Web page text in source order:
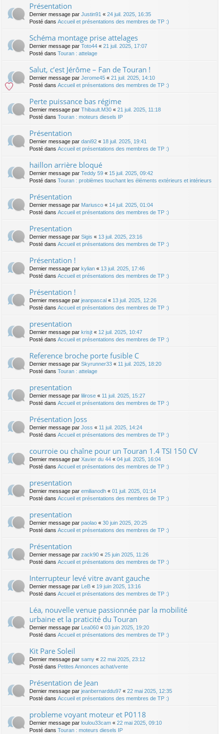
Présentation
Dernier message par Justin91 « 24 juil. 2025, 16:35
Posté dans Accueil et présentations des membres de TP :)
Schéma montage prise attelages
Dernier message par Toto44 « 21 juil. 2025, 17:07
Posté dans Touran : attelage
Salut, c’est Jérôme – Fan de Touran !
Dernier message par Jerome45 « 21 juil. 2025, 14:10
Posté dans Accueil et présentations des membres de TP :)
Perte puissance bas régime
Dernier message par Thibault.M30 « 21 juil. 2025, 11:18
Posté dans Touran : moteurs diesels IP
Présentation
Dernier message par dani92 « 18 juil. 2025, 19:41
Posté dans Accueil et présentations des membres de TP :)
haillon arrière bloqué
Dernier message par Teddy 59 « 15 juil. 2025, 09:42
Posté dans Touran : problèmes touchant les éléments extérieurs et intérieurs
Présentation
Dernier message par Mariusco « 14 juil. 2025, 01:04
Posté dans Accueil et présentations des membres de TP :)
Presentation
Dernier message par Sigis « 13 juil. 2025, 23:16
Posté dans Accueil et présentations des membres de TP :)
Présentation !
Dernier message par kylian « 13 juil. 2025, 17:46
Posté dans Accueil et présentations des membres de TP :)
Présentation !
Dernier message par jeanpascal « 13 juil. 2025, 12:26
Posté dans Accueil et présentations des membres de TP :)
presentation
Dernier message par krisjt « 12 juil. 2025, 10:47
Posté dans Accueil et présentations des membres de TP :)
Reference broche porte fusible C
Dernier message par Skyrunner33 « 11 juil. 2025, 18:20
Posté dans Touran : attelage
presentation
Dernier message par lilirose « 11 juil. 2025, 15:27
Posté dans Accueil et présentations des membres de TP :)
Présentation Joss
Dernier message par Joss « 11 juil. 2025, 14:24
Posté dans Accueil et présentations des membres de TP :)
courroie ou chaîne pour un Touran 1.4 TSI 150 CV
Dernier message par Xavier du 44 « 04 juil. 2025, 16:04
Posté dans Accueil et présentations des membres de TP :)
presentation
Dernier message par emilianodh « 01 juil. 2025, 01:14
Posté dans Accueil et présentations des membres de TP :)
presentation
Dernier message par paolao « 30 juin 2025, 20:25
Posté dans Accueil et présentations des membres de TP :)
Présentation
Dernier message par zack90 « 25 juin 2025, 11:26
Posté dans Accueil et présentations des membres de TP :)
Interrupteur levé vitre avant gauche
Dernier message par LeB « 19 juin 2025, 13:16
Posté dans Accueil et présentations des membres de TP :)
Léa, nouvelle venue passionnée par la mobilité
urbaine et la praticité du Touran
Dernier message par Lea060 « 03 juin 2025, 19:20
Posté dans Accueil et présentations des membres de TP :)
Kit Pare Soleil
Dernier message par samy « 22 mai 2025, 23:12
Posté dans Petites Annonces achat/vente
Présentation de Jean
Dernier message par jeanbernarddu97 « 22 mai 2025, 12:35
Posté dans Accueil et présentations des membres de TP :)
probleme voyant moteur et P0118
Dernier message par loulou33cam « 22 mai 2025, 09:10
Posté dans Touran : moteurs diesels IP